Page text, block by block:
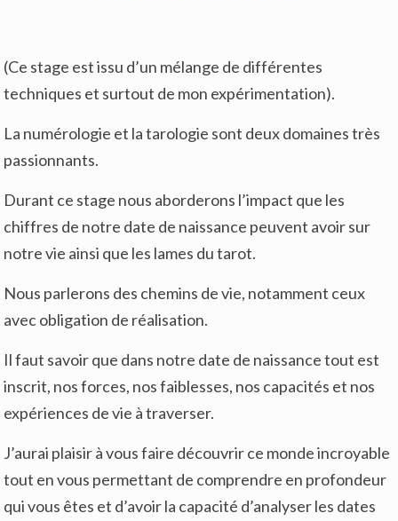
(Ce stage est issu d’un mélange de différentes
techniques et surtout de mon expérimentation).
La numérologie et la tarologie sont deux domaines très
passionnants.
Durant ce stage nous aborderons l’impact que les
chiffres de notre date de naissance peuvent avoir sur
notre vie ainsi que les lames du tarot.
Nous parlerons des chemins de vie, notamment ceux
avec obligation de réalisation.
Il faut savoir que dans notre date de naissance tout est
inscrit, nos forces, nos faiblesses, nos capacités et nos
expériences de vie à traverser.
J’aurai plaisir à vous faire découvrir ce monde incroyable
tout en vous permettant de comprendre en profondeur
qui vous êtes et d’avoir la capacité d’analyser les dates